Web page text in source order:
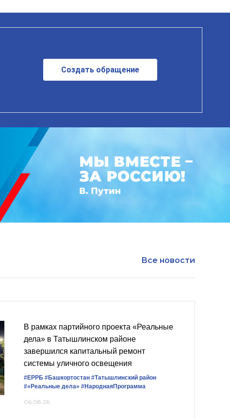
Создать обращение
Все новости
В рамках партийного проекта «Реальные
дела» в Татышлинском районе
завершился капитальный ремонт
системы уличного освещения
#ЕРРБ #Башкортостан #Татышлинский район
#«Реальные дела» #НароднаяПрограмма
06.08.26